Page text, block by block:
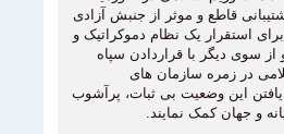
و موثر از جنبش آزادی
یک نظام دموکراتیک و
با قراردادن سپاه
سازمان های
وضعیت بی ثبات، پرآشوب
کمک نمایند.